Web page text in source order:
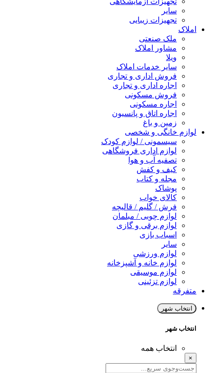
سایر
تجهیزات زیبایی
املاک
ملک صنعتی
مشاور املاک
ویلا
سایر خدمات املاک
فروش اداری و تجاری
اجاره اداری و تجاری
فروش مسکونی
اجاره مسکونی
اجاره اتاق و پانسیون
زمین و باغ
لوازم خانگی و شخصی
سیسمونی / لوازم کودک
لوازم اداری فروشگاهی
تصفیه آب و هوا
کیف و کفش
مجله و کتاب
پوشاک
کالای خواب
فرش / گلیم / قالیچه
لوازم چوبی / مبلمان
لوازم برقی و گازی
اسباب بازی
سایر
لوازم ورزشی
لوازم خانه و آشپزخانه
لوازم موسیقی
لوازم تزئینی
متفرقه
انتخاب شهر
انتخاب شهر
انتخاب همه
×